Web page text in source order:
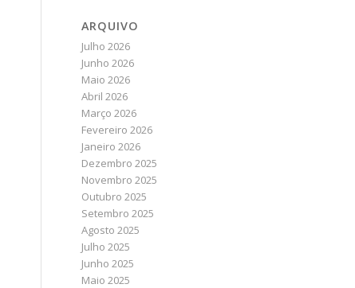
ARQUIVO
Julho 2026
Junho 2026
Maio 2026
Abril 2026
Março 2026
Fevereiro 2026
Janeiro 2026
Dezembro 2025
Novembro 2025
Outubro 2025
Setembro 2025
Agosto 2025
Julho 2025
Junho 2025
Maio 2025